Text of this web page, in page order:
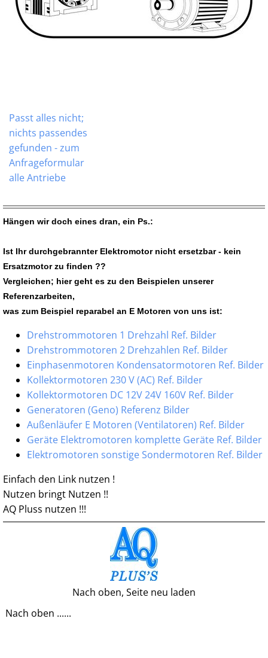
Passt alles nicht;
nichts passendes
gefunden - zum
Anfrageformular
alle Antriebe
Hängen wir doch eines dran, ein Ps.:
Ist Ihr durchgebrannter Elektromotor nicht ersetzbar - kein
Ersatzmotor zu finden ??
Vergleichen; hier geht es zu den Beispielen unserer
Referenzarbeiten,
was zum Beispiel reparabel an E Motoren von uns ist:
Drehstrommotoren 1 Drehzahl Ref. Bilder
Drehstrommotoren 2 Drehzahlen Ref. Bilder
Einphasenmotoren Kondensatormotoren Ref. Bilder
Kollektormotoren 230 V (AC) Ref. Bilder
Kollektormotoren DC 12V 24V 160V Ref. Bilder
Generatoren (Geno) Referenz Bilder
Außenläufer E Motoren (Ventilatoren) Ref. Bilder
Geräte Elektromotoren komplette Geräte Ref. Bilder
Elektromotoren sonstige Sondermotoren Ref. Bilder
Einfach den Link nutzen !
Nutzen bringt Nutzen !!
AQ Pluss nutzen !!!
Nach oben, Seite neu laden
Nach oben ......